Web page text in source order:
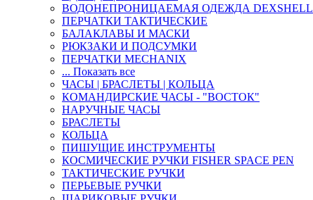
ВОДОНЕПРОНИЦАЕМАЯ ОДЕЖДА DEXSHELL
ПЕРЧАТКИ ТАКТИЧЕСКИЕ
БАЛАКЛАВЫ И МАСКИ
РЮКЗАКИ И ПОДСУМКИ
ПЕРЧАТКИ MECHANIX
... Показать все
ЧАСЫ | БРАСЛЕТЫ | КОЛЬЦА
КОМАНДИРСКИЕ ЧАСЫ - "ВОСТОК"
НАРУЧНЫЕ ЧАСЫ
БРАСЛЕТЫ
КОЛЬЦА
ПИШУЩИЕ ИНСТРУМЕНТЫ
КОСМИЧЕСКИЕ РУЧКИ FISHER SPACE PEN
ТАКТИЧЕСКИЕ РУЧКИ
ПЕРЬЕВЫЕ РУЧКИ